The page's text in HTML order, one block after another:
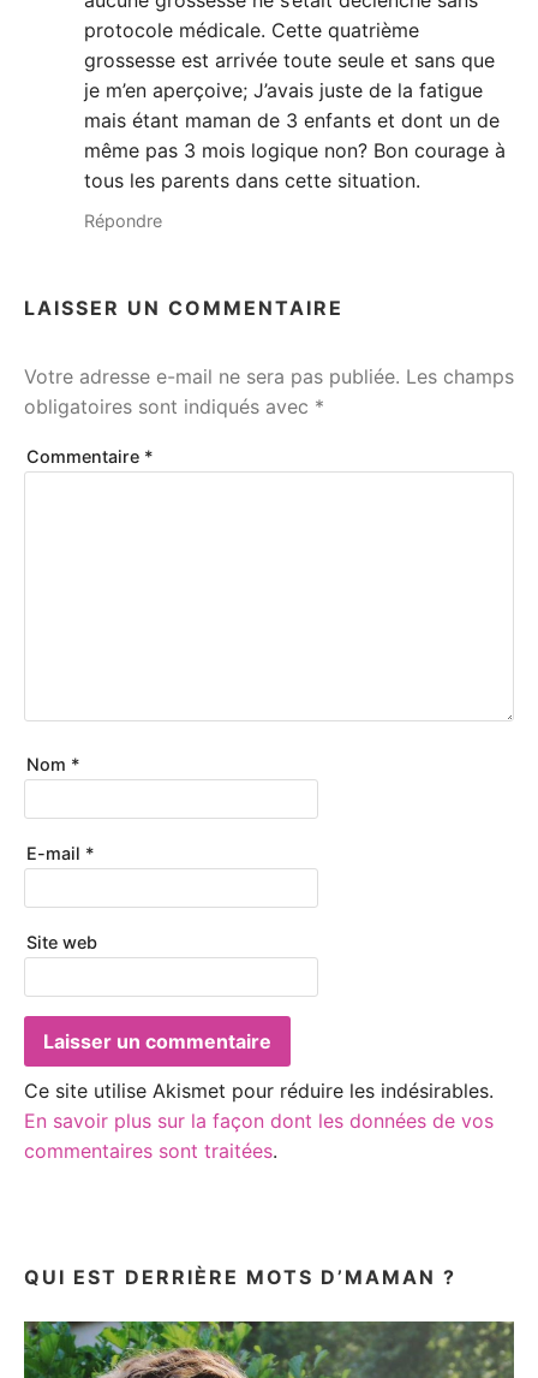
protocole médicale. Cette quatrième
grossesse est arrivée toute seule et sans que
je m’en aperçoive; J’avais juste de la fatigue
mais étant maman de 3 enfants et dont un de
même pas 3 mois logique non? Bon courage à
tous les parents dans cette situation.
Répondre
LAISSER UN COMMENTAIRE
Votre adresse e-mail ne sera pas publiée. Les champs
obligatoires sont indiqués avec *
Commentaire *
Nom *
E-mail *
Site web
Ce site utilise Akismet pour réduire les indésirables.
En savoir plus sur la façon dont les données de vos
commentaires sont traitées.
QUI EST DERRIÈRE MOTS D’MAMAN ?